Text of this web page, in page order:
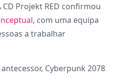
Projekt RED confirmou
, com uma equipa
a trabalhar
Cyberpunk 2078